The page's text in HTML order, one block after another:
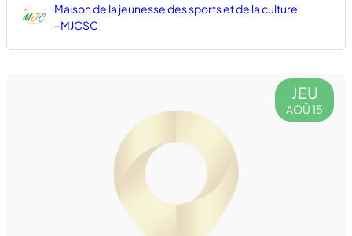
Maison de la jeunesse des sports et de la culture
–MJCSC
JEU
AOÛ 15